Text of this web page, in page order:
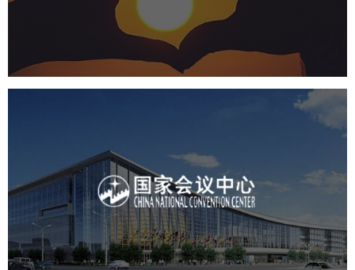
国企 品牌官网 网站建设
国家会议中心
专业服务 网站建设 网站设计